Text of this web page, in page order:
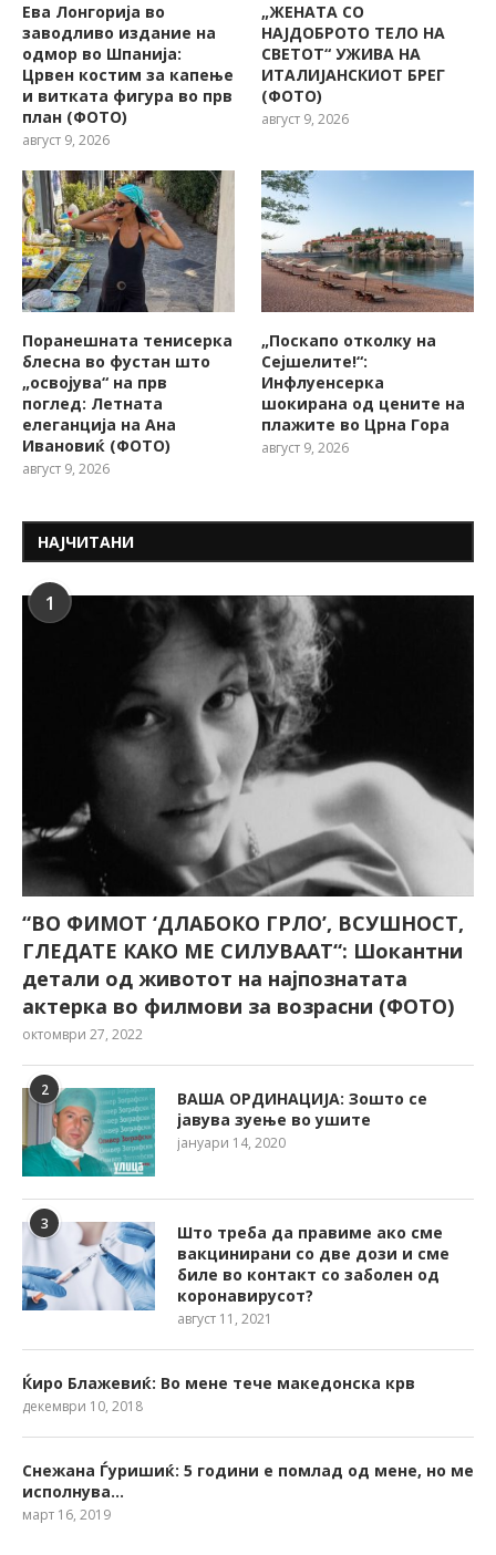
Ева Лонгорија во
заводливо издание на
одмор во Шпанија:
Црвен костим за капење
и витката фигура во прв
план (ФОТО)
август 9, 2026
„ЖЕНАТА СО
НАЈДОБРОТО ТЕЛО НА
СВЕТОТ“ УЖИВА НА
ИТАЛИЈАНСКИОТ БРЕГ
(ФОТО)
август 9, 2026
Поранешната тенисерка
блесна во фустан што
„освојува“ на прв
поглед: Летната
елеганција на Ана
Ивановиќ (ФОТО)
август 9, 2026
„Поскапо отколку на
Сејшелите!“:
Инфлуенсерка
шокирана од цените на
плажите во Црна Гора
август 9, 2026
НАЈЧИТАНИ
1
“ВО ФИМОТ ‘ДЛАБОКО ГРЛО’, ВСУШНОСТ,
ГЛЕДАТЕ КАКО МЕ СИЛУВААТ“: Шокантни
детали од животот на најпознатата
актерка во филмови за возрасни (ФОТО)
октомври 27, 2022
2
ВАША ОРДИНАЦИЈА: Зошто се
јавува зуење во ушите
јануари 14, 2020
3
Што треба да правиме ако сме
вакцинирани со две дози и сме
биле во контакт со заболен од
коронавирусот?
август 11, 2021
Ќиро Блажевиќ: Во мене тече македонска крв
декември 10, 2018
Снежана Ѓуришиќ: 5 години е помлад од мене, но ме
исполнува…
март 16, 2019